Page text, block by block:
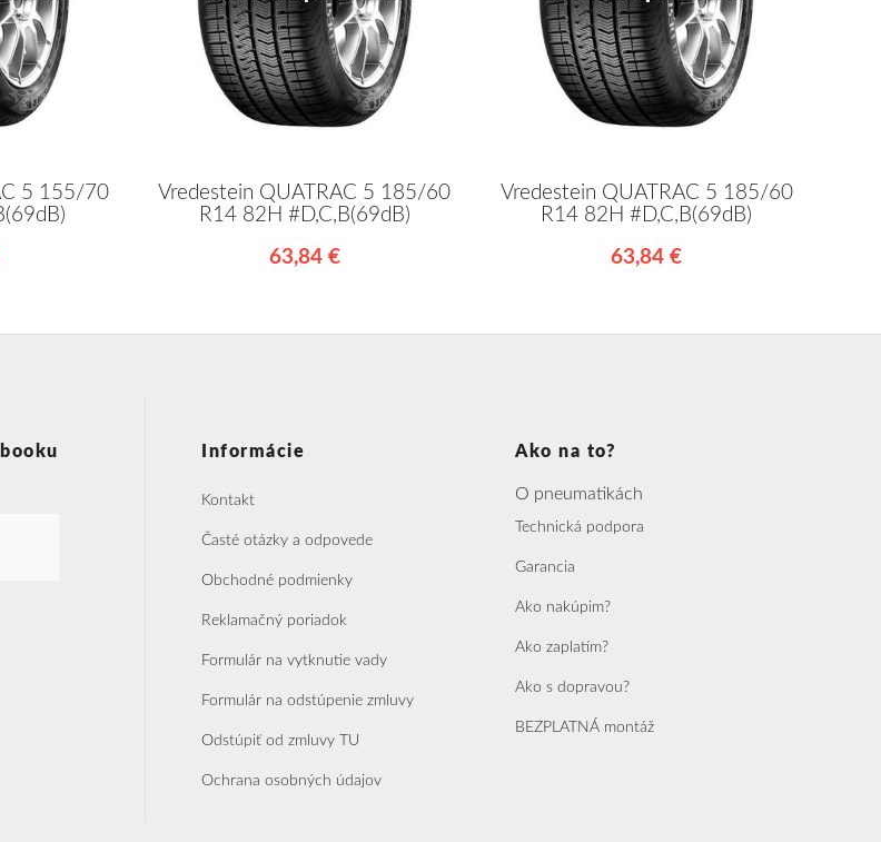
5 155/70
Vredestein QUATRAC 5 185/60
R14 82H #D,C,B(69dB)
63,84 €
Vredestein QUATRAC 5 185/60
R14 82H #D,C,B(69dB)
63,84 €
Informácie
Kontakt
Časté otázky a odpovede
Obchodné podmienky
Reklamačný poriadok
Formulár na vytknutie vady
Formulár na odstúpenie zmluvy
Odstúpiť od zmluvy TU
Ochrana osobných údajov
Ako na to?
O pneumatikách
Technická podpora
Garancia
Ako nakúpim?
Ako zaplatím?
Ako s dopravou?
BEZPLATNÁ montáž